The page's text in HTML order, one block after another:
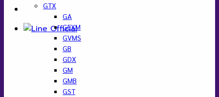
GTX
GA
GEXM
GVMS
GB
GDX
GM
GMB
GST